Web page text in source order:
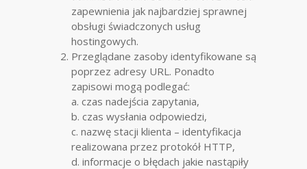
zapewnienia jak najbardziej sprawnej
obsługi świadczonych usług
hostingowych.
Przeglądane zasoby identyfikowane są
poprzez adresy URL. Ponadto
zapisowi mogą podlegać:
a. czas nadejścia zapytania,
b. czas wysłania odpowiedzi,
c. nazwę stacji klienta – identyfikacja
realizowana przez protokół HTTP,
d. informacje o błędach jakie nastąpiły